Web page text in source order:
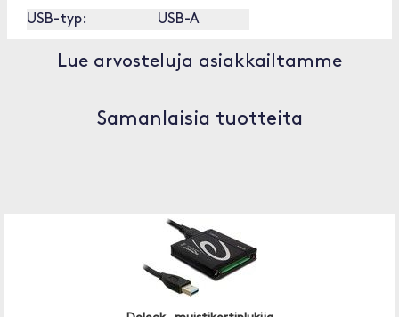
USB-typ: USB-A
Lue arvosteluja asiakkailtamme
Samanlaisia tuotteita